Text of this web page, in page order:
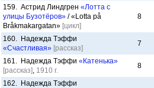
159. Астрид Линдгрен «Лотта с
улицы Бузотёров» / «Lotta på
Bråkmakargatan» [цикл]
8
160. Надежда Тэффи
«Счастливая» [рассказ]
7
161. Надежда Тэффи «Катенька»
[рассказ], 1910 г.
8
162. Надежда Тэффи